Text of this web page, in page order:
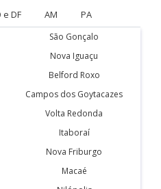
e DF AM PA
São Gonçalo
Nova Iguaçu
Belford Roxo
Campos dos Goytacazes
Volta Redonda
Itaboraí
Nova Friburgo
Macaé